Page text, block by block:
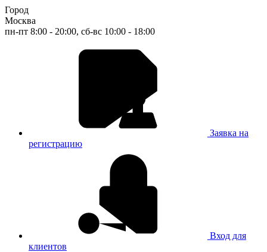
Город
Москва
пн-пт 8:00 - 20:00, сб-вс 10:00 - 18:00
Заявка на
регистрацию
Вход для
клиентов